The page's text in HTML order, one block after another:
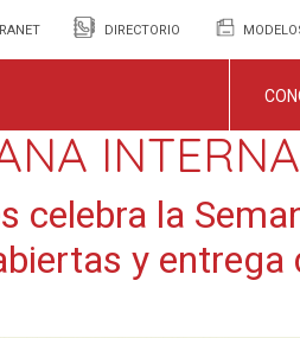
DIRECTORIO
celebra la
y